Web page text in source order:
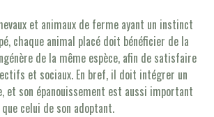
et animaux de ferme ayant un instinct
chaque animal placé doit bénéficier de la
de la même espèce, afin de satisfaire
et sociaux. En bref, il doit intégrer un
et son épanouissement est aussi important
que celui de son adoptant.